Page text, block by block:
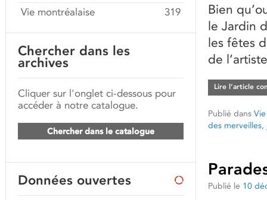
Bien
le Jardin
les fêtes
de
Lire l’article
Publié dans
des merveilles,
Publié le 10
Vie montréalaise
319
Chercher dans les
archives
Cliquer sur l'onglet ci-dessous pour
accéder à notre catalogue.
Chercher dans le catalogue
Données ouvertes